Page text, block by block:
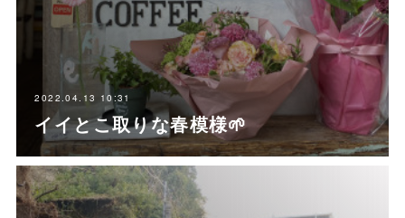
2022.04.13 10:31
イイとこ取りな春模様🌱